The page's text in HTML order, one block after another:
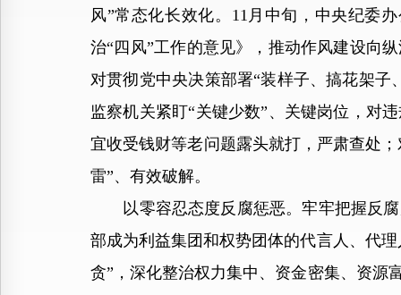
风”常态化长效化。11月中旬，中央纪委
治“四风”工作的意见》，推动作风建设向
对贯彻党中央决策部署“装样子、搞花架
监察机关紧盯“关键少数”、关键岗位，对
宜收受钱财等老问题露头就打，严肃查处
雷”、有效破解。
以零容忍态度反腐惩恶。牢牢把握反腐
部成为利益集团和权势团体的代言人、代
贪”，深化整治权力集中、资金密集、资源